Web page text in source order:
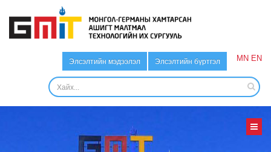
Элсэлтийн мэдээлэл Элсэлтийн бүртгэл MN EN